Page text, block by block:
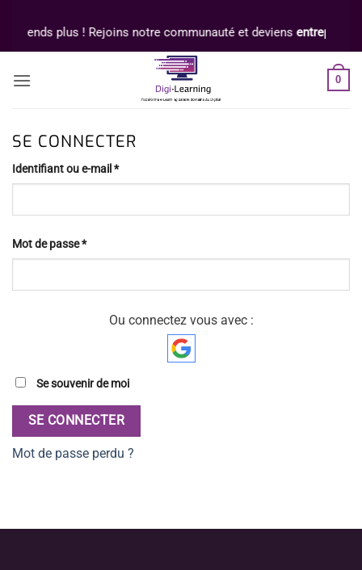
contenu
plus ! Rejoins notre communauté et deviens
0
SE CONNECTER
Identifiant ou e-mail *Obligatoire
Mot de passe*Obligatoire
Ou connectez vous avec :
Se souvenir de moi
SE CONNECTER
Mot de passe perdu ?